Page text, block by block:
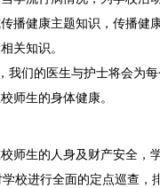
播健康主题知识，传播健
关知识。
们的医生与护士将会为每
师生的身体健康。
生的人身及财产安全，
校进行全面的定点巡查，